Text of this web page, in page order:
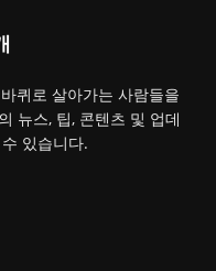
퀴로 살아가는 사람들을
뉴스, 팁, 콘텐츠 및 업데
있습니다.